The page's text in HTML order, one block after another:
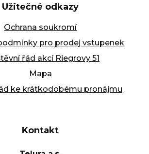
Užitečné odkazy
Ochrana soukromí
pro prodej vstupenek
řád akcí Riegrovy 51
Mapa
ke krátkodobému pronájmu
Kontakt